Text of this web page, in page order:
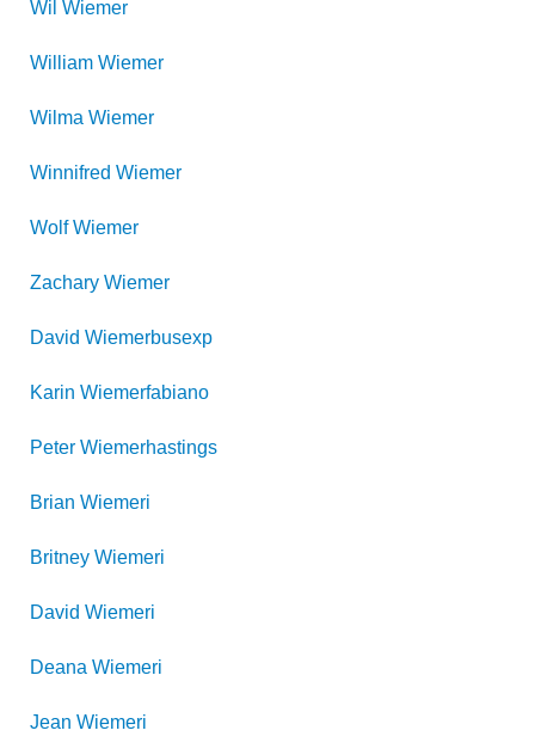
Wil Wiemer
William Wiemer
Wilma Wiemer
Winnifred Wiemer
Wolf Wiemer
Zachary Wiemer
David Wiemerbusexp
Karin Wiemerfabiano
Peter Wiemerhastings
Brian Wiemeri
Britney Wiemeri
David Wiemeri
Deana Wiemeri
Jean Wiemeri